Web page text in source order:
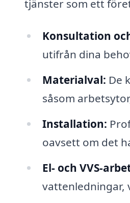
tjänster som ett
Konsultation
utifrån dina
Materialval: De
såsom
Installation:
oavsett om det
El- och VVS-
vattenledningar,